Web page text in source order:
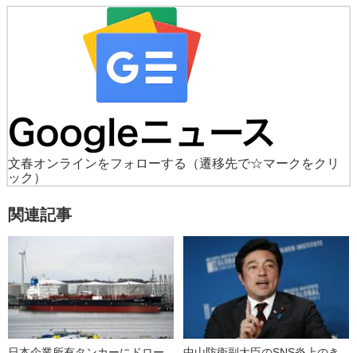
文春オンラインをフォローする
（遷移先で☆マークをクリ
ック）
関連記事